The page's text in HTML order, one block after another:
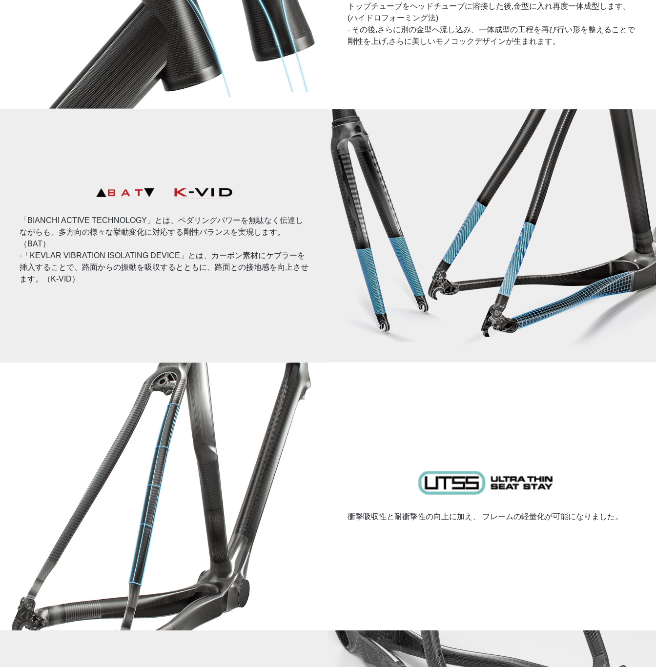
トップチューブをヘッドチューブに溶接した後,金型に入れ再度一体成型します。
(ハイドロフォーミング法)
- その後,さらに別の金型へ流し込み、一体成型の工程を再び行い形を整えることで
剛性を上げ,さらに美しいモノコックデザインが生まれます。
「BIANCHI ACTIVE TECHNOLOGY」とは、ペダリングパワーを無駄なく伝達し
ながらも、多方向の様々な挙動変化に対応する剛性バランスを実現します。
（BAT）
-「KEVLAR VIBRATION ISOLATING DEVICE」とは、カーボン素材にケブラーを
挿入することで、路面からの振動を吸収するとともに、路面との接地感を向上させ
ます。（K-VID）
衝撃吸収性と耐衝撃性の向上に加え、 フレームの軽量化が可能になりました。